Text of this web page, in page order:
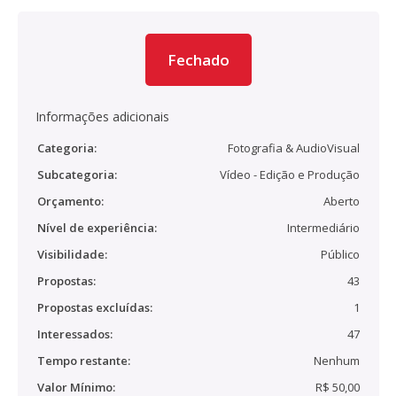
Fechado
Informações adicionais
Categoria:
Fotografia & AudioVisual
Subcategoria:
Vídeo - Edição e Produção
Orçamento:
Aberto
Nível de experiência:
Intermediário
Visibilidade:
Público
Propostas:
43
Propostas excluídas:
1
Interessados:
47
Tempo restante:
Nenhum
Valor Mínimo:
R$ 50,00